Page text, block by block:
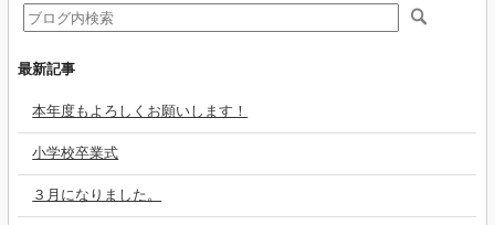
最新記事
本年度もよろしくお願いします！
小学校卒業式
３月になりました。